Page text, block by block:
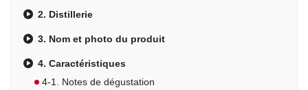
2. Distillerie
3. Nom et photo du produit
4. Caractéristiques
4-1. Notes de dégustation